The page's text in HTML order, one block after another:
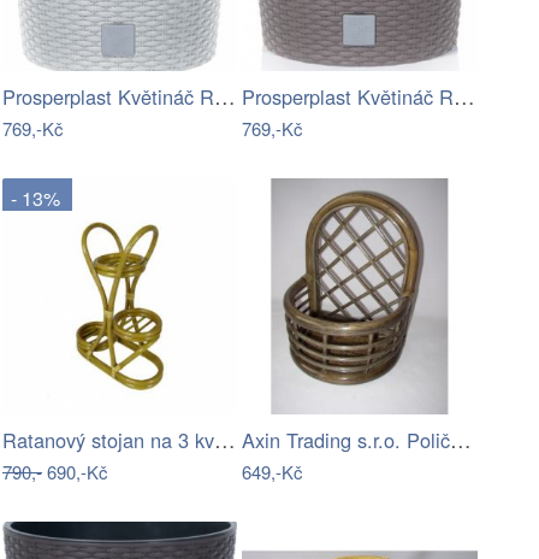
Prosperplast Květináč Rato Knitted bílý…
769,-Kč
Prosperplast Květináč Rato Knitted…
769,-Kč
- 13%
Ratanový stojan na 3 květiny, světlý
790,-690,-Kč
Axin Trading s.r.o. Polička závěsná na…
649,-Kč